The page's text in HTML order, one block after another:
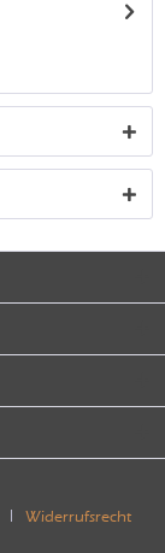
Widerrufsrecht